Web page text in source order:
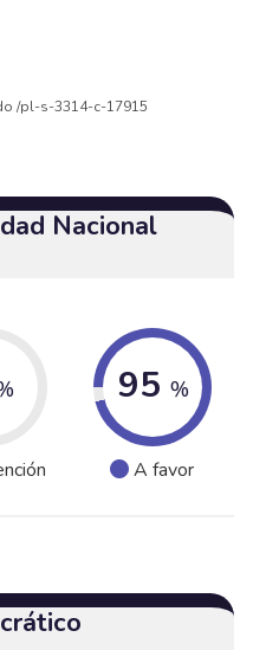
pl-s-3314-c-17915
Nacional
95 %
A favor